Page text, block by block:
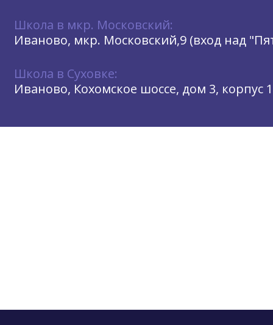
Школа в мкр. Московский:
Иваново, мкр. Московский,9 (вход над
Школа в Суховке:
Иваново, Кохомское шоссе, дом 3, корпус 1